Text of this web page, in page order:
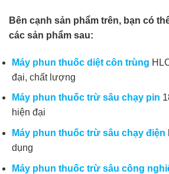
Bên cạnh sản phẩm trên, bạn có
các sản phẩm sau:
Máy phun thuốc diệt côn trùng
đại, chất lượng
Máy phun thuốc trừ sâu chạy pin
hiện đại
Máy phun thuốc trừ sâu chạy điện
dụng
Máy phun thuốc trừ sâu công